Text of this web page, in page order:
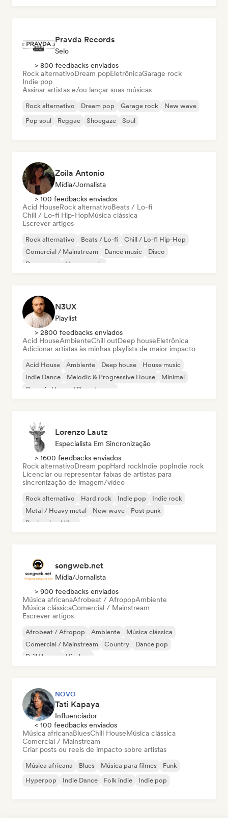
Pravda Records
Selo
> 800 feedbacks enviados
Rock alternativoDream popEletrônicaGarage rock
Indie pop
Assinar artistas e/ou lançar suas músicas
Rock alternativo Dream pop Garage rock
New wave
Pop soul
Reggae Shoegaze Soul
Zoila Antonio
Mídia/Jornalista
> 100 feedbacks enviados
Acid HouseRock alternativoBeats / Lo-fi
Chill / Lo-fi Hip-HopMúsica clássica
Escrever artigos
Rock alternativo Beats / Lo-fi
Chill / Lo-fi Hip-Hop
Comercial / Mainstream
Dance music
Disco
Dream pop
House music
N3UX
Playlist
> 2800 feedbacks enviados
Acid HouseAmbienteChill outDeep houseEletrônica
Adicionar artistas às minhas playlists de maior impacto
Acid House Ambiente Deep house
House music
Indie Dance
Melodic & Progressive House
Minimal
Organic House / Downtempo
Lorenzo Lautz
Especialista Em Sincronização
> 1600 feedbacks enviados
Rock alternativoDream popHard rockIndie popIndie rock
Licenciar ou representar faixas de artistas para
sincronização de imagem/vídeo
Rock alternativo Hard rock Indie pop
Indie rock
Metal / Heavy metal
New wave
Post punk
Rock psicodélico
songweb.net
Mídia/Jornalista
> 900 feedbacks enviados
Música africanaAfrobeat / AfropopAmbiente
Música clássicaComercial / Mainstream
Escrever artigos
Afrobeat / Afropop Ambiente
Música clássica
Comercial / Mainstream
Country
Dance pop
Drill/Jersey
Hip-hop
NOVO
Tati Kapaya
Influenciador
< 100 feedbacks enviados
Música africanaBluesChill HouseMúsica clássica
Comercial / Mainstream
Criar posts ou reels de impacto sobre artistas
Música africana Blues Música para filmes
Funk
Hyperpop
Indie Dance Folk indie Indie pop